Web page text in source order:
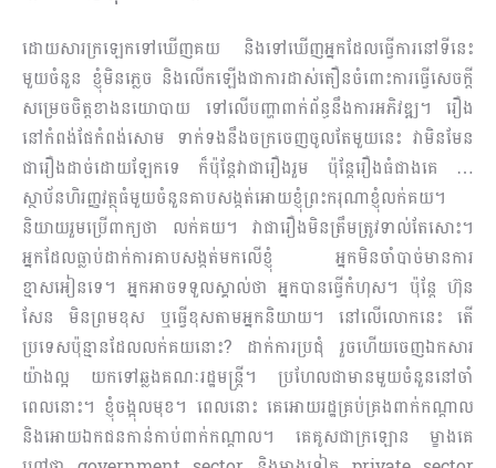
ដោយសារក្រឡេកទៅឃើញគយ និងទៅឃើញអ្នកដែលធ្វើការនៅទីនេះ
មួយចំនួន ខ្ញុំមិនភ្លេច និងលើកឡើងជា​ការដាស់តឿនចំពោះការធ្វើសេចក្ដី
សម្រេចចិត្តខាងនយោបាយ ទៅលើបញ្ហាពាក់ព័ន្ធនឹងការអភិវឌ្ឍ។ រឿង
នៅ​កំពង់ផែកំពង់សោម ទាក់ទងនឹងចក្រចេញចូលតែមួយនេះ វាមិនមែន
ជារឿងដាច់ដោយឡែកទេ ក៏ប៉ុន្តែវាជារឿងរួម ប៉ុន្តែរឿងធំជាងគេ …
ស្ថាប័នហិរញ្ញវត្ថុធំមួយចំនួនគាបសង្កត់អោយខ្ញុំព្រះករុណាខ្ញុំលក់គយ។
និយាយរួមប្រើពាក្យថា លក់គយ។ វាជារឿងមិនត្រឹមត្រូវទាល់តែសោះ។
អ្នកដែលធ្លាប់ដាក់ការគាបសង្កត់មកលើខ្ញុំ អ្នកមិនចាំបាច់មានការ
ខ្មាសអៀនទេ។ អ្នកអាចទទួលស្គាល់ថា អ្នកបានធ្វើកំហុស។ ប៉ុន្តែ ហ៊ុន
សែន មិនព្រមខុស ឬធ្វើខុសតាមអ្នកនិយាយ។ នៅលើលោកនេះ តើ
ប្រទេសប៉ុន្មានដែលលក់គយនោះ? ដាក់ការប្រជុំ រួចហើយចេញឯកសារ
យ៉ាងល្អ យកទៅឆ្លងគណៈរដ្ឋមន្រ្តី។ ប្រហែលជាមានមួយចំនួននៅចាំ
ពេលនោះ។ ខ្ញុំចង្អុលមុខ។ ពេលនោះ គេអោយរដ្ឋគ្រប់គ្រងពាក់កណ្ដាល
និងអោយឯកជនកាន់កាប់ពាក់កណ្ដាល។ គេគូសជាក្រឡោន ម្ខាងគេ